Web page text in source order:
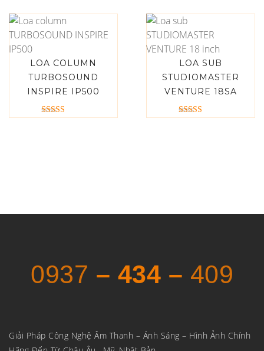
LOA COLUMN
TURBOSOUND
INSPIRE IP500
LOA SUB
STUDIOMASTER
VENTURE 18SA
0937 – 434 – 409
Giải Pháp Công Nghệ Âm Thanh – Ánh Sáng – Hình Ảnh Chính